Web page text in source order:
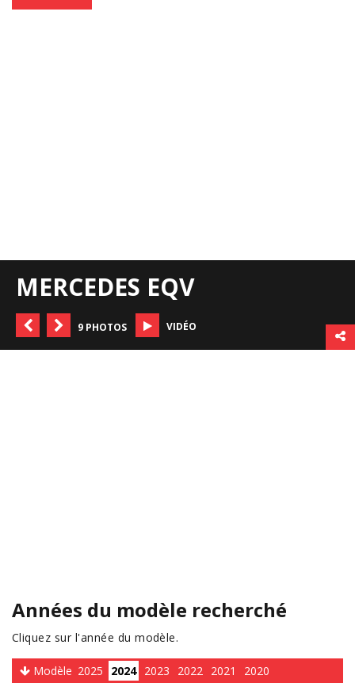
MERCEDES EQV
9 PHOTOS VIDÉO
Années du modèle recherché
Cliquez sur l'année du modèle.
Modèle 2025 2024 2023 2022 2021 2020